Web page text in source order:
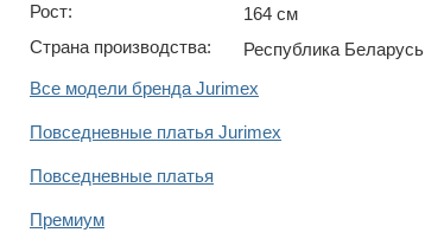
Рост:
164 см
Страна производства:
Республика Беларусь
Все модели бренда Jurimex
Повседневные платья Jurimex
Повседневные платья
Премиум